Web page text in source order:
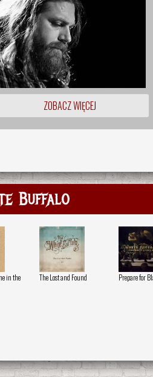
ZOBACZ WIĘCEJ
Buffalo
in the
The Lost and Found Prepare for